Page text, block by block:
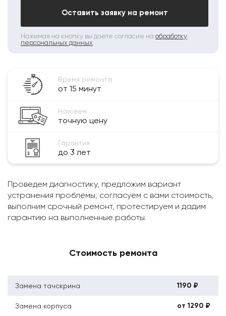
Оставить заявку на ремонт
Нажимая на кнопку вы даете согласие на обработку
персональных данных
Время ремонта
от 15 минут
Назовем
точную цену
Гарантия
до 3 лет
Проведем диагностику, предложим вариант
устранения проблемы, согласуем с вами стоимость,
выполним срочный ремонт, протестируем и дадим
гарантию на выполненные работы.
Стоимость ремонта
Замена тачскрина 1190 ₽
Замена корпуса от 1290 ₽